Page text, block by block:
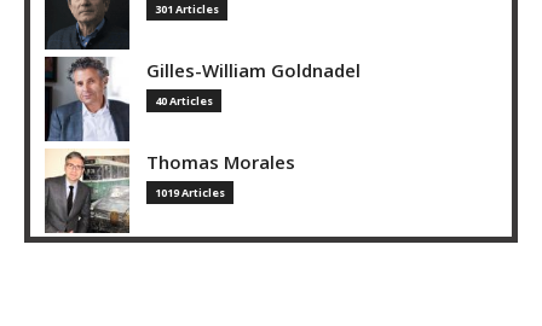
301 Articles
Gilles-William Goldnadel
40 Articles
Thomas Morales
1019 Articles